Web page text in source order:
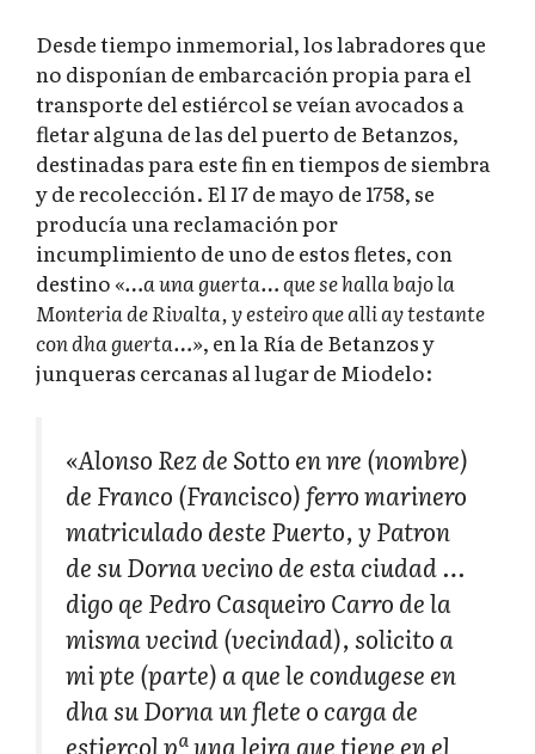
Desde tiempo inmemorial, los labradores que
no disponían de embarcación propia para el
transporte del estiércol se veían avocados a
fletar alguna de las del puerto de Betanzos,
destinadas para este fin en tiempos de siembra
y de recolección. El 17 de mayo de 1758, se
producía una reclamación por
incumplimiento de uno de estos fletes, con
destino«…a una guerta… que se halla bajo la
Monteria de Rivalta, y esteiro que alli ay testante
con dha guerta…», en la Ría de Betanzos y
junqueras cercanas al lugar de Miodelo:
«Alonso Rez de Sotto en nre (nombre)
de Franco (Francisco) ferro marinero
matriculado deste Puerto, y Patron
de su Dorna vecino de esta ciudad …
digo qe Pedro Casqueiro Carro de la
misma vecind (vecindad), solicito a
mi pte (parte) a que le condugese en
dha su Dorna un flete o carga de
estiercol pª una leira que tiene en el